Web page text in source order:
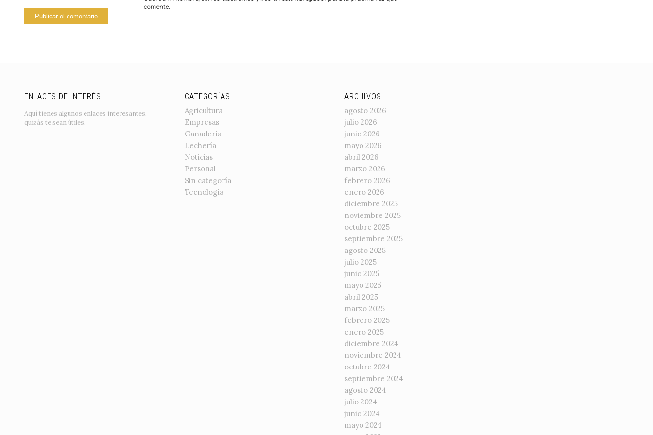
comente.
ENLACES DE INTERÉS
Aquí tienes algunos enlaces interesantes,
quizás te sean útiles.
CATEGORÍAS
Agricultura
Empresas
Ganadería
Lechería
Noticias
Personal
Sin categoría
Tecnología
ARCHIVOS
agosto 2026
julio 2026
junio 2026
mayo 2026
abril 2026
marzo 2026
febrero 2026
enero 2026
diciembre 2025
noviembre 2025
octubre 2025
septiembre 2025
agosto 2025
julio 2025
junio 2025
mayo 2025
abril 2025
marzo 2025
febrero 2025
enero 2025
diciembre 2024
noviembre 2024
octubre 2024
septiembre 2024
agosto 2024
julio 2024
junio 2024
mayo 2024